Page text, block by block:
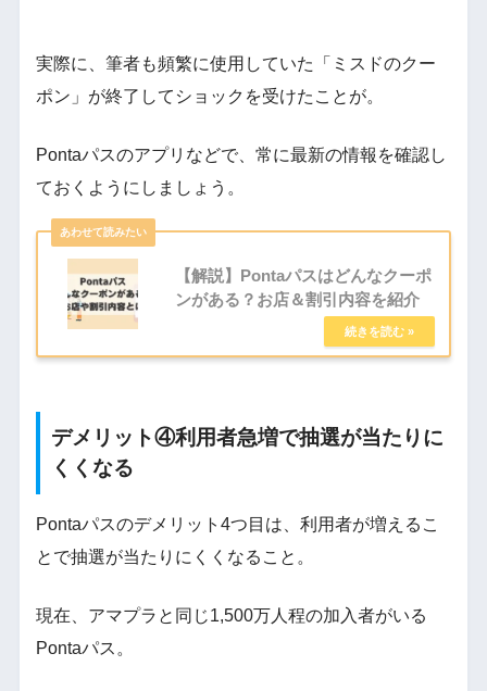
実際に、筆者も頻繁に使用していた「ミスドのクー
ポン」が終了してショックを受けたことが。
Pontaパスのアプリなどで、常に最新の情報を確認し
ておくようにしましょう。
【解説】Pontaパスはどんなクーポ
ンがある？お店＆割引内容を紹介
デメリット④利用者急増で抽選が当たりに
くくなる
Pontaパスのデメリット4つ目は、利用者が増えるこ
とで抽選が当たりにくくなること。
現在、アマプラと同じ1,500万人程の加入者がいる
Pontaパス。